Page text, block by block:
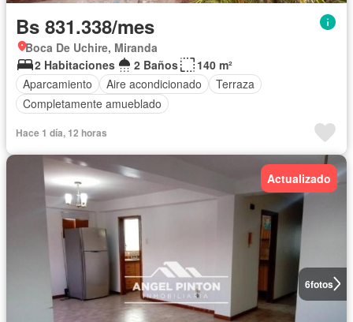
Bs 831.338/mes
Boca De Uchire, Miranda
2 Habitaciones
2 Baños
140 m²
Aparcamiento
Aire acondicionado
Terraza
Completamente amueblado
Hace 1 día, 12 horas
6fotos
Actualizado